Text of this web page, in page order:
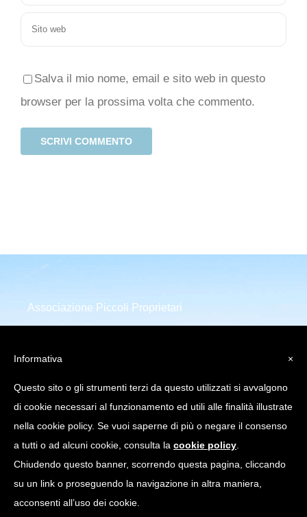
Salva il mio nome, email e sito web in questo
browser per la prossima volta che commento.
Associazione Piccoli Proprietari
20124 Milano (MI)
C.Fiscale: 97751640158
info@appice.it |
appice@pec.appice.it
×
Informativa
Questo sito o gli strumenti terzi da questo utilizzati si avvalgono
di cookie necessari al funzionamento ed utili alle finalità illustrate
nella cookie policy. Se vuoi saperne di più o negare il consenso
a tutti o ad alcuni cookie, consulta la cookie policy
Chiudendo questo banner, scorrendo questa pagina, cliccando
su un link o proseguendo la navigazione in altra maniera,
acconsenti all’uso dei cookie.